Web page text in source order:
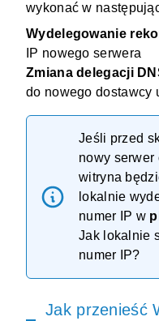
wykonać w
Wydelegowanie
IP nowego serwera
Zmiana delegacji
do nowego dostawcy
Jeśli przed
nowy serwer
witryna
lokalnie
numer IP w
Jak lokalnie
numer IP?
Jak przenieść